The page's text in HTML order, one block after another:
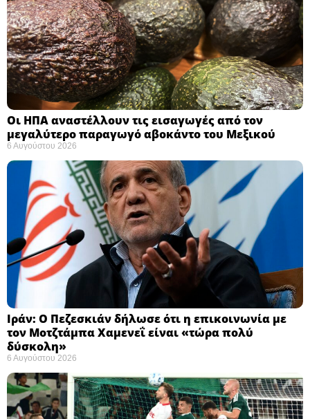
Οι ΗΠΑ αναστέλλουν τις εισαγωγές από τον
μεγαλύτερο παραγωγό αβοκάντο του Μεξικού ​
6 Αυγούστου 2026
Ιράν: Ο Πεζεσκιάν δήλωσε ότι η επικοινωνία με
τον Μοτζτάμπα Χαμενεΐ είναι «τώρα πολύ
δύσκολη» ​
6 Αυγούστου 2026